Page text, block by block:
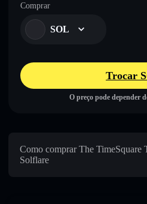
Comprar
SOL
Trocar
O preço pode depender
Como comprar The TimeSquare
Solflare